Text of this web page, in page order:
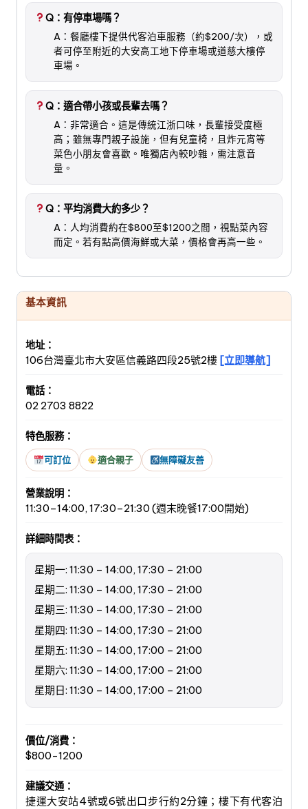
Q：有停車場嗎？
A：餐廳樓下提供代客泊車服務（約$200/次），或
者可停至附近的大安高工地下停車場或道慈大樓停
車場。
Q：適合帶小孩或長輩去嗎？
A：非常適合。這是傳統江浙口味，長輩接受度極
高；雖無專門親子設施，但有兒童椅，且炸元宵等
菜色小朋友會喜歡。唯獨店內較吵雜，需注意音
量。
Q：平均消費大約多少？
A：人均消費約在$800至$1200之間，視點菜內容
而定。若有點高價海鮮或大菜，價格會再高一些。
基本資訊
地址：
106台灣臺北市大安區信義路四段25號2樓 [立即導航]
電話：
02 2703 8822
特色服務：
可訂位 適合親子 無障礙友善
營業說明：
11:30–14:00, 17:30–21:30 (週末晚餐17:00開始)
詳細時間表：
星期一: 11:30 – 14:00, 17:30 – 21:00
星期二: 11:30 – 14:00, 17:30 – 21:00
星期三: 11:30 – 14:00, 17:30 – 21:00
星期四: 11:30 – 14:00, 17:30 – 21:00
星期五: 11:30 – 14:00, 17:00 – 21:00
星期六: 11:30 – 14:00, 17:00 – 21:00
星期日: 11:30 – 14:00, 17:00 – 21:00
價位/消費：
$800-1200
建議交通：
捷運大安站4號或6號出口步行約2分鐘；樓下有代客泊